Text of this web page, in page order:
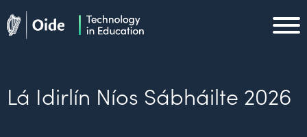
Skip to main content
Lá Idirlín Níos Sábháilte 2026